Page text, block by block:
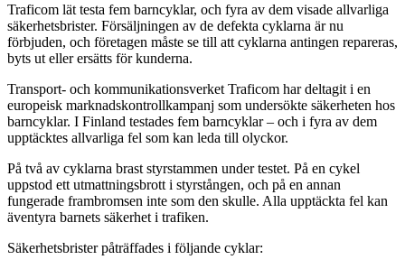
Traficom lät testa fem barncyklar, och fyra av dem visade allvarliga
säkerhetsbrister. Försäljningen av de defekta cyklarna är nu
förbjuden, och företagen måste se till att cyklarna antingen repareras,
byts ut eller ersätts för kunderna.
Transport- och kommunikationsverket Traficom har deltagit i en
europeisk marknadskontrollkampanj som undersökte säkerheten hos
barncyklar. I Finland testades fem barncyklar – och i fyra av dem
upptäcktes allvarliga fel som kan leda till olyckor.
På två av cyklarna brast styrstammen under testet. På en cykel
uppstod ett utmattningsbrott i styrstången, och på en annan
fungerade frambromsen inte som den skulle. Alla upptäckta fel kan
äventyra barnets säkerhet i trafiken.
Säkerhetsbrister påträffades i följande cyklar: